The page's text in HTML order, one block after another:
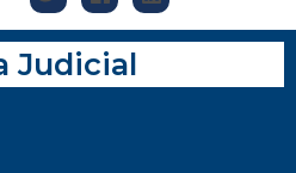
Judicial